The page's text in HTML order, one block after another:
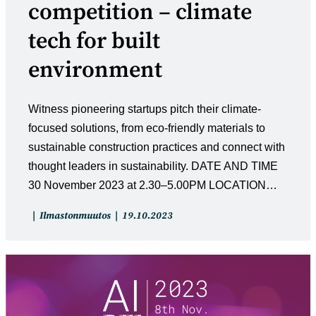
competition – climate
tech for built
environment
Witness pioneering startups pitch their climate-
focused solutions, from eco-friendly materials to
sustainable construction practices and connect with
thought leaders in sustainability. DATE AND TIME
30 November 2023 at 2.30–5.00PM LOCATION…
Artikkelin
Ilmastonmuutos
Artikkeli
19.10.2023